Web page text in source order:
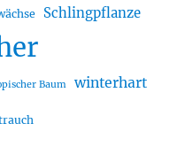
Schlingpflanze
Baum winterhart